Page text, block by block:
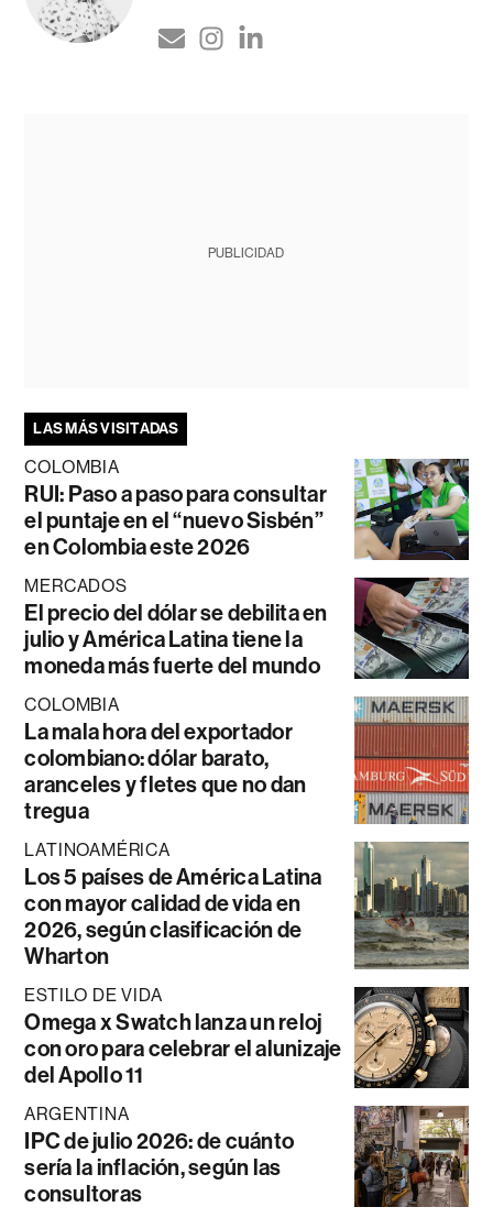
PUBLICIDAD
LAS MÁS VISITADAS
COLOMBIA
RUI: Paso a paso para consultar
el puntaje en el “nuevo Sisbén”
en Colombia este 2026
MERCADOS
El precio del dólar se debilita en
julio y América Latina tiene la
moneda más fuerte del mundo
COLOMBIA
La mala hora del exportador
colombiano: dólar barato,
aranceles y fletes que no dan
tregua
LATINOAMÉRICA
Los 5 países de América Latina
con mayor calidad de vida en
2026, según clasificación de
Wharton
ESTILO DE VIDA
Omega x Swatch lanza un reloj
con oro para celebrar el alunizaje
del Apollo 11
ARGENTINA
IPC de julio 2026: de cuánto
sería la inflación, según las
consultoras